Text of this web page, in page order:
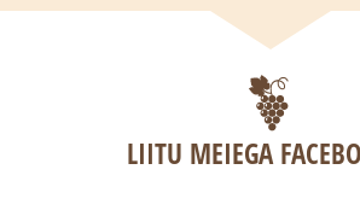
LIITU MEIEGA